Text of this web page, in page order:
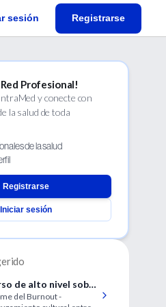
sesión Registrarse
Red Profesional!
y conecte con
la salud de toda
de la salud
Registrarse
Iniciar sesión
de alto nivel sobre
Burnout
del Burnout -